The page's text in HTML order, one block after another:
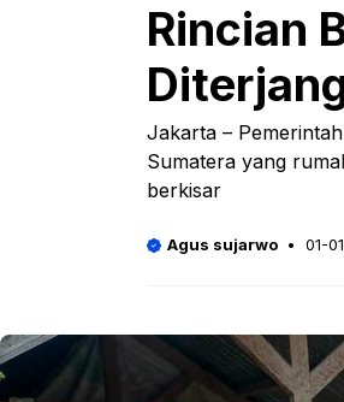
Rincian
Jakarta –
Sumatera yang
berkisar
Agus sujarwo 01-